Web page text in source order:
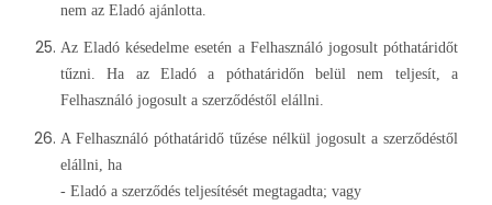
nem az Eladó ajánlotta.
Az Eladó késedelme esetén a Felhasználó jogosult póthatáridőt
tűzni. Ha az Eladó a póthatáridőn belül nem teljesít, a
Felhasználó jogosult a szerződéstől elállni.
A Felhasználó póthatáridő tűzése nélkül jogosult a szerződéstől
elállni, ha
- Eladó a szerződés teljesítését megtagadta; vagy